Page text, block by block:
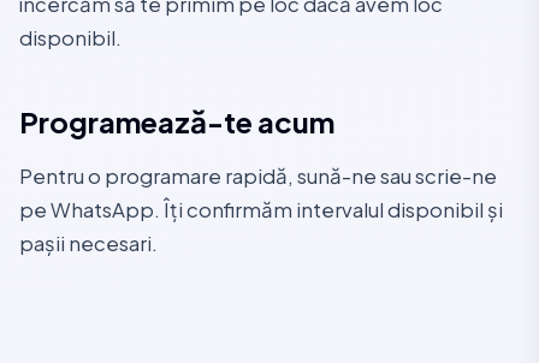
disponibil.
Programează-te acum
Pentru o programare rapidă, sună-ne sau scrie-ne
pe WhatsApp. Îți confirmăm intervalul disponibil și
pașii necesari.